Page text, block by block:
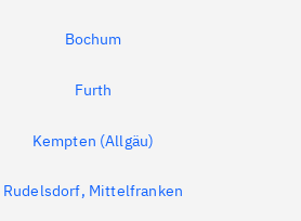
Bochum
Furth
Kempten (Allgäu)
Rudelsdorf, Mittelfranken